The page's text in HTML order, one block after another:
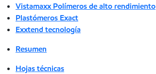
Vistamaxx Polímeros de alto rendimiento
Plastómeros Exact
Exxtend tecnología
Resumen
Hojas técnicas